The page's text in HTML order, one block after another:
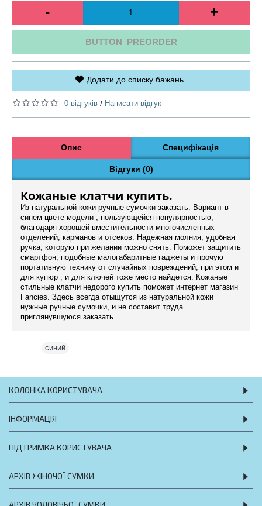
- +
BUTTON_PREORDER
Додати до списку бажань
0 відгуків / Написати відгук
Опис Специфікація
Відгуки (0)
Кожаные клатчи купить.
Из натуральной кожи ручные сумочки заказать. Вариант в
синем цвете модели , пользующейся популярностью,
благодаря хорошей вместительности многочисленных
отделений, карманов и отсеков. Надежная молния, удобная
ручка, которую при желании можно снять. Поможет защитить
смартфон, подобные малогабаритные гаджеты и прочую
портативную технику от случайных повреждений, при этом и
для купюр , и для ключей тоже место найдется. Кожаные
стильные клатчи недорого купить поможет интернет магазин
Fancies. Здесь всегда отыщутся из натуральной кожи
нужные ручные сумочки, и не составит труда
приглянувшуюся заказать.
синий
КОЛОНКА КОРИСТУВАЧА
ІНФОРМАЦІЯ
ПІДТРИМКА КОРИСТУВАЧА
АРХІВ ЖІНОЧОЇ СУМКИ